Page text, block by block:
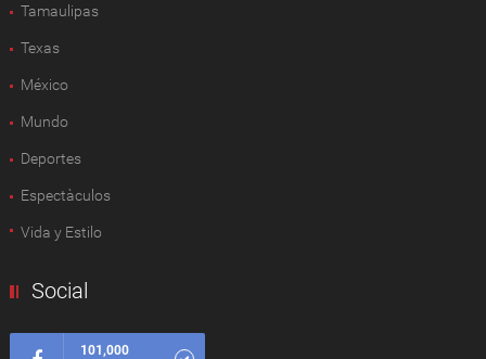
Tamaulipas
Texas
México
Mundo
Deportes
Espectàculos
Vida y Estilo
Social
101,000